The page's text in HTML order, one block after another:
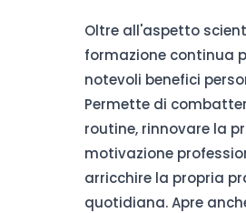
Oltre all'aspetto
formazione continua
notevoli benefici
Permette di
routine, rinnovare la
motivazione
arricchire la propria
quotidiana. Apre